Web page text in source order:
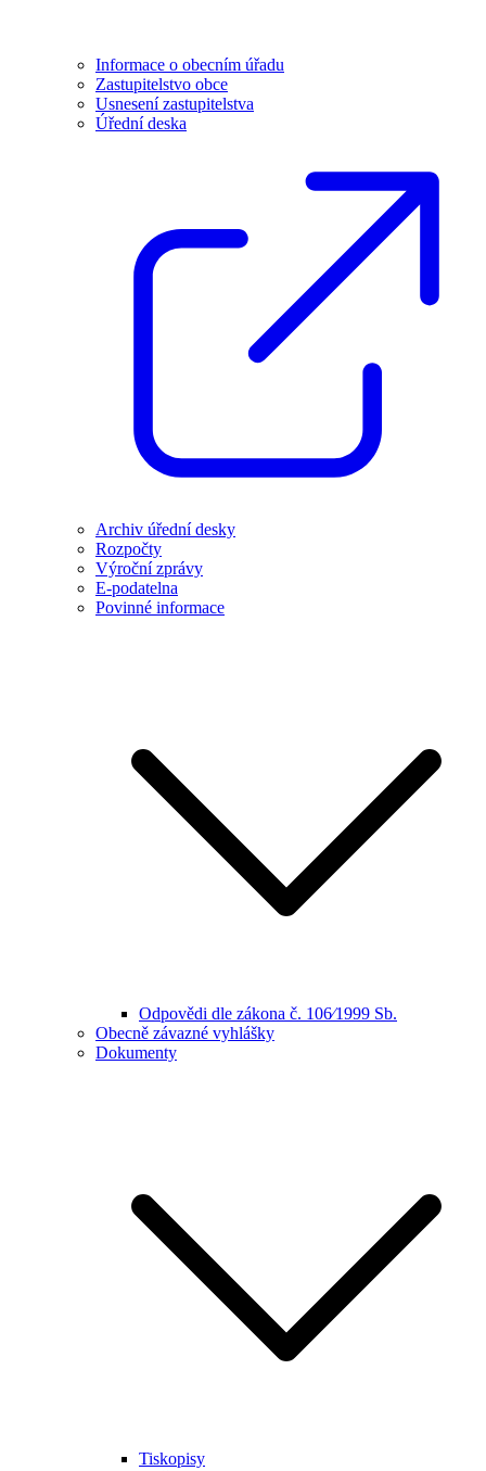
Informace o obecním úřadu
Zastupitelstvo obce
Usnesení zastupitelstva
Úřední deska
Archiv úřední desky
Rozpočty
Výroční zprávy
E-podatelna
Povinné informace
Odpovědi dle zákona č. 106⁄1999 Sb.
Obecně závazné vyhlášky
Dokumenty
Tiskopisy